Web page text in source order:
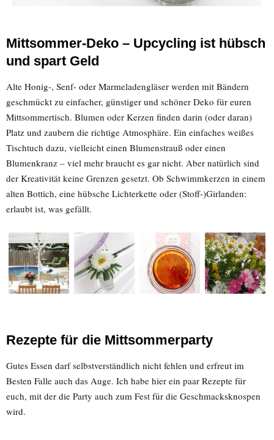
Mittsommer-Deko – Upcycling ist hübsch
und spart Geld
Alte Honig-, Senf- oder Marmeladengläser werden mit Bändern
geschmückt zu einfacher, günstiger und schöner Deko für euren
Mittsommertisch. Blumen oder Kerzen finden darin (oder daran)
Platz und zaubern die richtige Atmosphäre. Ein einfaches weißes
Tischtuch dazu, vielleicht einen Blumenstrauß oder einen
Blumenkranz – viel mehr braucht es gar nicht. Aber natürlich sind
der Kreativität keine Grenzen gesetzt. Ob Schwimmkerzen in einem
alten Bottich, eine hübsche Lichterkette oder (Stoff-)Girlanden:
erlaubt ist, was gefällt.
Rezepte für die Mittsommerparty
Gutes Essen darf selbstverständlich nicht fehlen und erfreut im
Besten Falle auch das Auge. Ich habe hier ein paar Rezepte für
euch, mit der die Party auch zum Fest für die Geschmacksknospen
wird.